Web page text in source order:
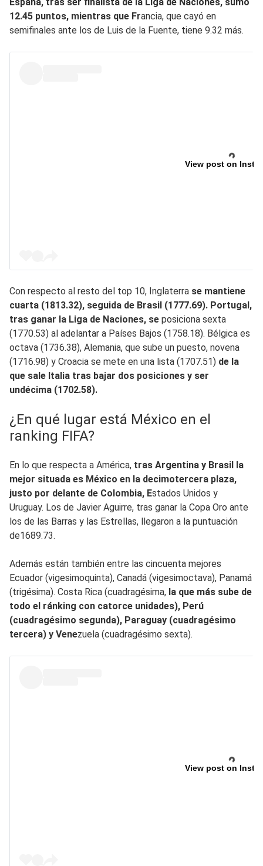
12.45 puntos, mientras que Francia, que cayó en
semifinales ante los de Luis de la Fuente, tiene 9.32 más.
View post on
Con respecto al resto del top 10, Inglaterra se mantiene
cuarta (1813.32), seguida de Brasil (1777.69). Portugal,
tras ganar la Liga de Naciones, se posiciona sexta
(1770.53) al adelantar a Países Bajos (1758.18). Bélgica es
octava (1736.38), Alemania, que sube un puesto, novena
(1716.98) y Croacia se mete en una lista (1707.51) de la
que sale Italia tras bajar dos posiciones y ser
undécima (1702.58).
¿En qué lugar está México en el
ranking FIFA?
En lo que respecta a América, tras Argentina y Brasil la
mejor situada es México en la decimotercera plaza,
justo por delante de Colombia, Estados Unidos y
Uruguay. Los de Javier Aguirre, tras ganar la Copa Oro ante
los de las Barras y las Estrellas, llegaron a la puntuación
de1689.73.
Además están también entre las cincuenta mejores
Ecuador (vigesimoquinta), Canadá (vigesimoctava), Panamá
(trigésima). Costa Rica (cuadragésima, la que más sube de
todo el ránking con catorce unidades), Perú
(cuadragésimo segunda), Paraguay (cuadragésimo
tercera) y Venezuela (cuadragésimo sexta).
View post on